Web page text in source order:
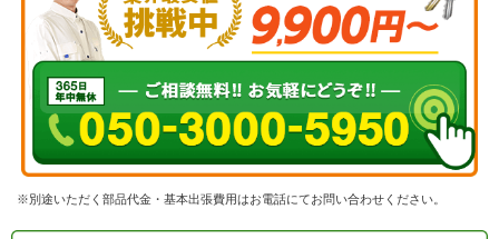
※別途いただく部品代金・基本出張費用はお電話にてお問い合わせください。